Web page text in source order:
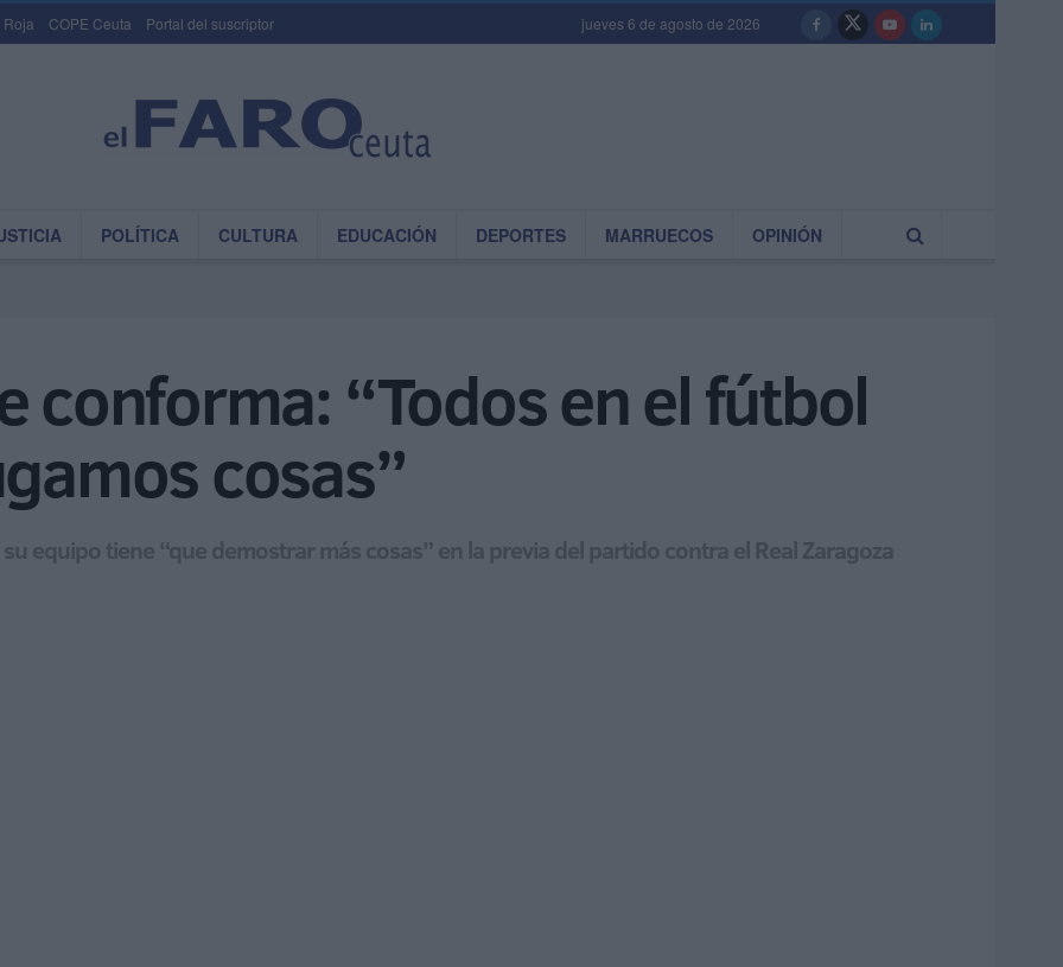
Roja COPE Ceuta Portal del suscriptor jueves 6 de agosto de 2026
POLÍTICA CULTURA EDUCACIÓN DEPORTES MARRUECOS OPINIÓN
conforma: “Todos en el fútbol
cosas”
equipo tiene “que demostrar más cosas” en la previa del partido contra el Real Zaragoza